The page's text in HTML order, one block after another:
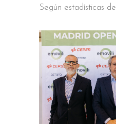
Según estadísticas de